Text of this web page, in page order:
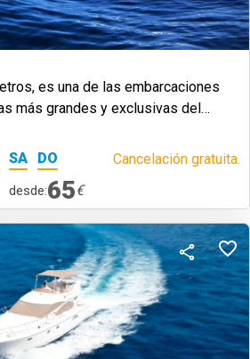
es una de las embarcaciones
más grandes y exclusivas del
SA DO Cancelación gratuita.
desde:65€